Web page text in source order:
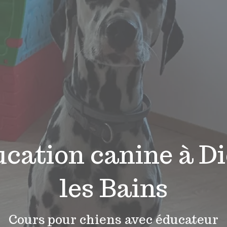
canine à
les Bains
Cours pour chiens avec éducateur